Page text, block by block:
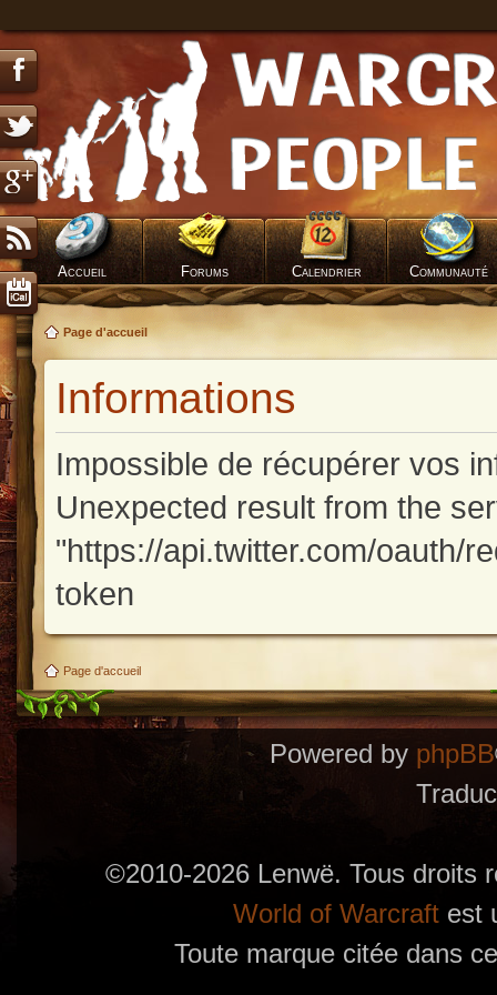
Accueil Forums Calendrier Communauté
Page d'accueil
Informations
Impossible de récupérer vos
Unexpected result from the
"https://api.twitter.com/oauth/
token
Page d'accueil
Powered by phpBB
©2010-2026 Lenwë. Tous droits
World of Warcraftest
Toute marque citée dans